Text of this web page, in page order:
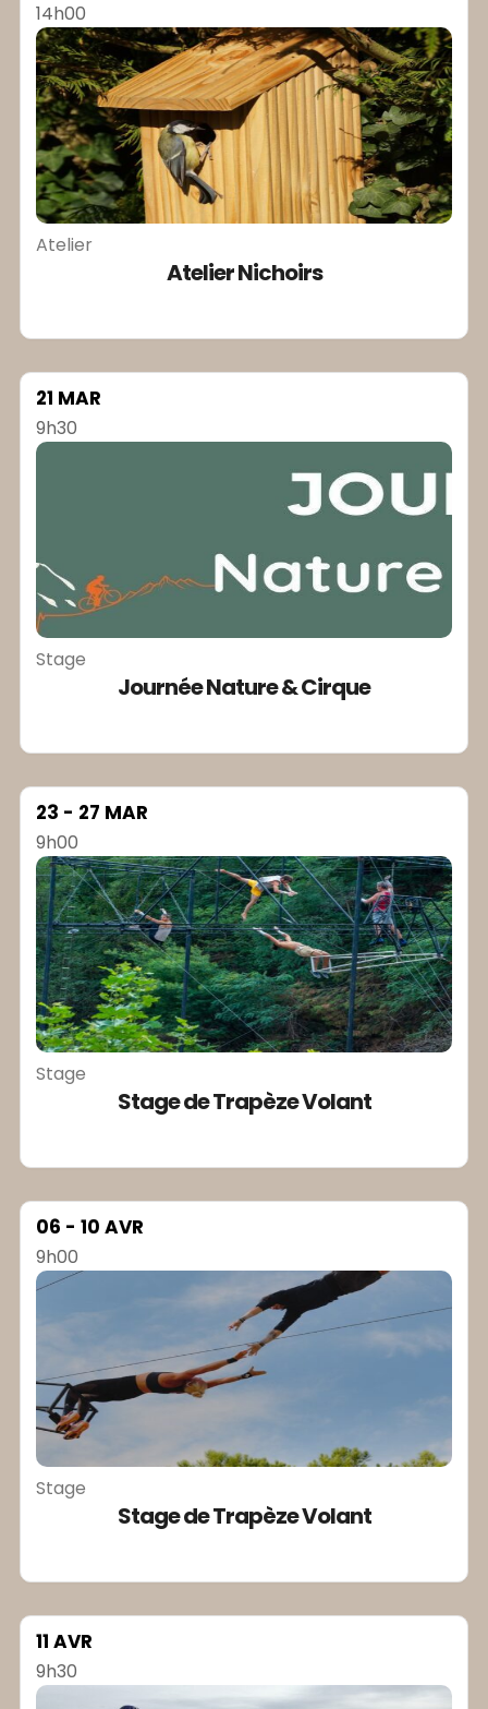
14h00
Atelier
Atelier Nichoirs
21 MAR
9h30
Stage
Journée Nature & Cirque
23 - 27 MAR
9h00
Stage
Stage de Trapèze Volant
06 - 10 AVR
9h00
Stage
Stage de Trapèze Volant
11 AVR
9h30